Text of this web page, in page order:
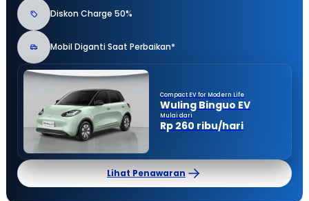
Diskon Charge 50%
Mobil Diganti Saat Perbaikan*
Compact EV for Modern Life
Wuling Binguo EV
Mulai dari
Rp 260 ribu/hari
Lihat Penawaran